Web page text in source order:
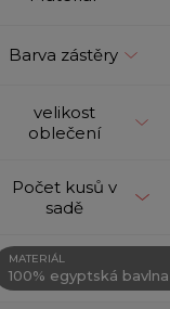
Barva zástěry
velikost
oblečení
Počet kusů v
sadě
MATERIÁL
100% egyptská bavlna